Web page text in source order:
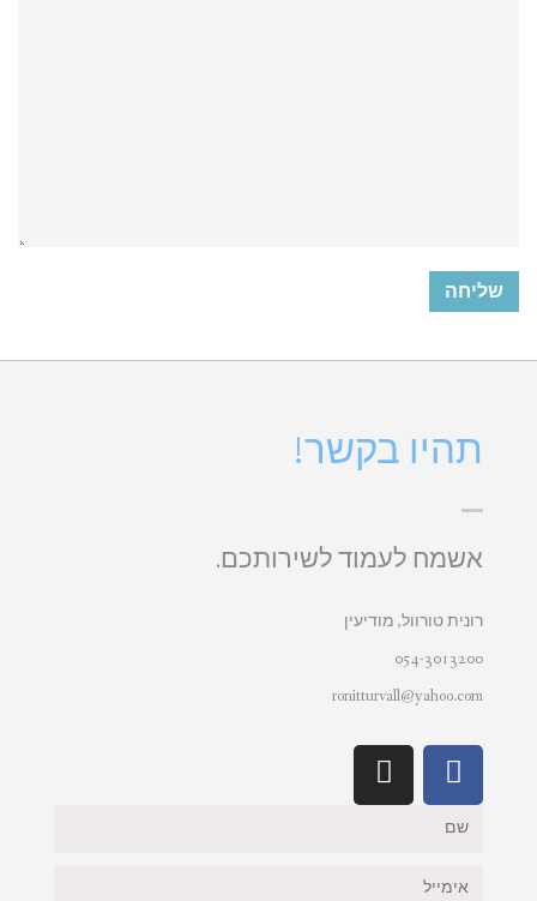
תהיו בקשר!
אשמח לעמוד לשירותכם.
רונית טורוול, מודיעין
054-3013200
ronitturvall@yahoo.com